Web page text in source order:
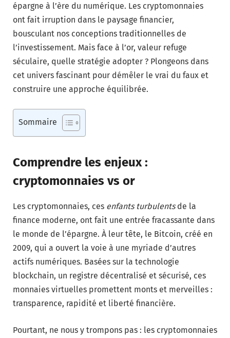
épargne à l’ère du numérique. Les cryptomonnaies
ont fait irruption dans le paysage financier,
bousculant nos conceptions traditionnelles de
l’investissement. Mais face à l’or, valeur refuge
séculaire, quelle stratégie adopter ? Plongeons dans
cet univers fascinant pour démêler le vrai du faux et
construire une approche équilibrée.
Sommaire
Comprendre les enjeux :
cryptomonnaies vs or
Les cryptomonnaies, ces enfants turbulentsde la
finance moderne, ont fait une entrée fracassante dans
le monde de l’épargne. À leur tête, le Bitcoin, créé en
2009, qui a ouvert la voie à une myriade d’autres
actifs numériques. Basées sur la technologie
blockchain, un registre décentralisé et sécurisé, ces
monnaies virtuelles promettent monts et merveilles :
transparence, rapidité et liberté financière.
Pourtant, ne nous y trompons pas : les cryptomonnaies